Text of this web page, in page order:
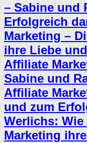
– Sabine und
Erfolgreich
Marketing –
ihre Liebe
Affiliate
Sabine und
Affiliate
und zum
Werlichs:
Marketing